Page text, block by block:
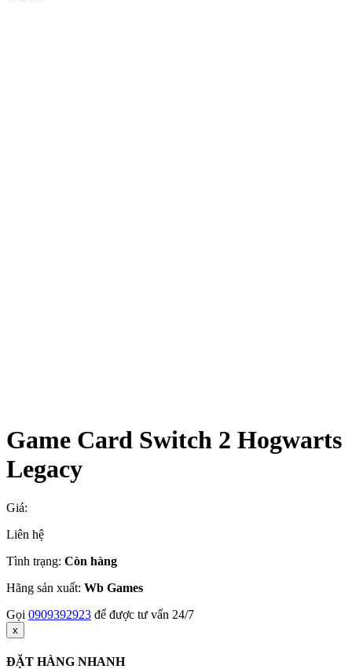
Game Card Switch 2 Hogwarts
Legacy
Giá:
Liên hệ
Tình trạng: Còn hàng
Hãng sản xuất: Wb Games
Gọi 0909392923 để được tư vấn 24/7
x
ĐẶT HÀNG NHANH